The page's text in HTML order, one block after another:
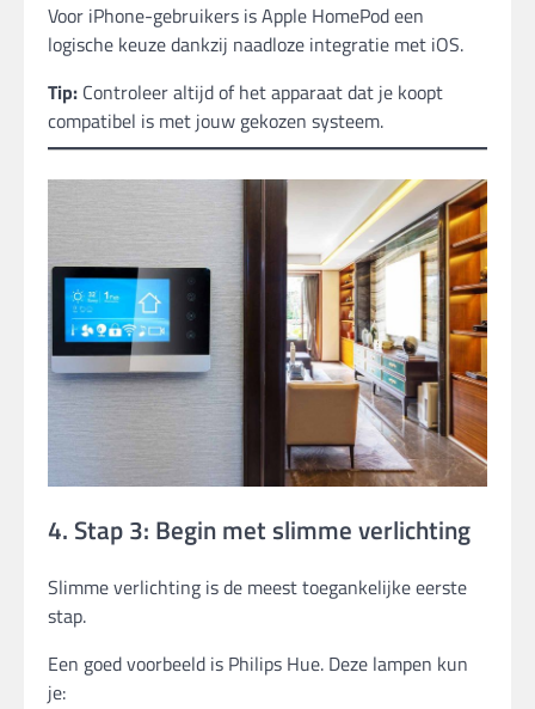
Voor iPhone-gebruikers is Apple HomePod een
logische keuze dankzij naadloze integratie met iOS.
Tip: Controleer altijd of het apparaat dat je koopt
compatibel is met jouw gekozen systeem.
4. Stap 3: Begin met slimme verlichting
Slimme verlichting is de meest toegankelijke eerste
stap.
Een goed voorbeeld is Philips Hue. Deze lampen kun
je: